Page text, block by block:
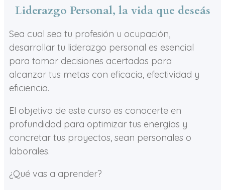
Liderazgo Personal, la vida que deseás
Sea cual sea tu profesión u ocupación,
desarrollar tu liderazgo personal es esencial
para tomar decisiones acertadas para
alcanzar tus metas con eficacia, efectividad y
eficiencia.
El objetivo de este curso es conocerte en
profundidad para optimizar tus energías y
concretar tus proyectos, sean personales o
laborales.
¿Qué vas a aprender?